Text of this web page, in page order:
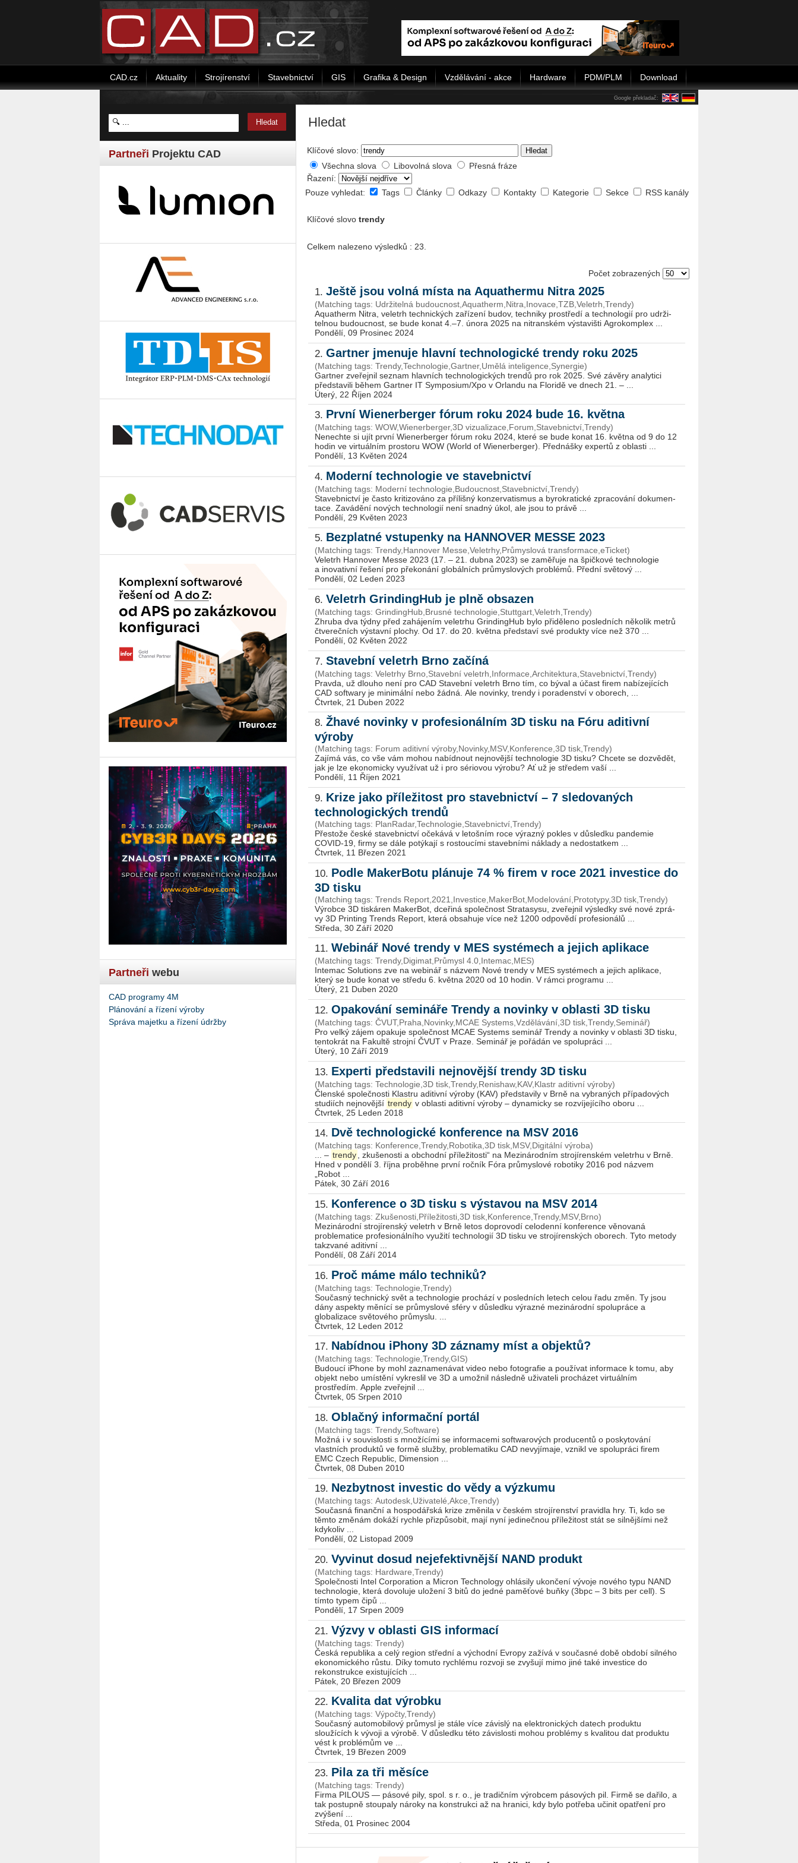
CAD.cz Aktuality Strojírenství Stavebnictví GIS Grafika & Design Vzdělávání - akce Hardware PDM/PLM Download
Google překladač:
Partneři Projektu CAD
Partneři webu
CAD programy 4M
Plánování a řízení výroby
Správa majetku a řízení údržby
Hledat
Klíčové slovo: Hledat
Všechna slova Libovolná slova
Přesná fráze
Řazení:
Pouze vyhledat:
Tags Články Odkazy Kontakty Kategorie Sekce RSS kanály
Klíčové slovo trendy
Celkem nalezeno výsledků : 23.
Počet zobrazených
1. Ještě jsou volná místa na Aquathermu Nitra 2025
(Matching tags: Udržitelná budoucnost,Aquatherm,Nitra,Inovace,TZB,Veletrh,Trendy)
Aquatherm Nitra, ve­letrh tech­nic­kých za­ří­ze­ní budov, tech­ni­ky pro­stře­dí a tech­no­lo­gií pro udr­ži­
tel­nou bu­douc­nost, se bude konat 4.–7. února 2025 na nit­ran­ském vý­sta­viš­ti Ag­ro­kom­plex ...
Pondělí, 09 Prosinec 2024
2. Gartner jmenuje hlavní technologické trendy roku 2025
(Matching tags: Trendy,Technologie,Gartner,Umělá inteligence,Synergie)
Gart­ner zve­řej­nil se­znam hlav­ních tech­no­lo­gic­kých tren­dů pro rok 2025. Své zá­vě­ry ana­ly­ti­ci
před­sta­vi­li během Gart­ner IT Sym­po­si­um/Xpo v Or­lan­du na Flo­ri­dě ve dnech 21. – ...
Úterý, 22 Říjen 2024
3. První Wienerberger fórum roku 2024 bude 16. května
(Matching tags: WOW,Wie­ner­ber­ger,3D vizualizace,Forum,Stavebnictví,Trendy)
Ne­nech­te si ujít první Wie­ner­ber­ger fórum roku 2024, které se bude konat 16. květ­na od 9 do 12
hodin ve vir­tu­ál­ním pro­sto­ru WOW (World of Wie­ner­ber­ger). Před­náš­ky ex­per­tů z ob­las­ti ...
Pondělí, 13 Květen 2024
4. Moderní technologie ve stavebnictví
(Matching tags: Moderní technologie,Budoucnost,Stavebnictví,Trendy)
Sta­veb­nic­tví je často kri­ti­zo­vá­no za pří­liš­ný kon­zer­va­tis­mus a by­ro­kra­tic­ké zpra­co­vá­ní do­ku­men­
ta­ce. Za­vá­dě­ní no­vých tech­no­lo­gií není snad­ný úkol, ale jsou to právě ...
Pondělí, 29 Květen 2023
5. Bezplatné vstupenky na HANNOVER MESSE 2023
(Matching tags: Trendy,Hannover Messe,Veletrhy,Průmyslová transformace,eTicket)
Ve­letrh Han­no­ver Messe 2023 (17. – 21. dubna 2023) se za­mě­řu­je na špič­ko­vé tech­no­lo­gie
a ino­va­tiv­ní ře­še­ní pro pře­ko­ná­ní glo­bál­ních prů­mys­lo­vých pro­blé­mů. Před­ní svě­to­vý ...
Pondělí, 02 Leden 2023
6. Veletrh GrindingHub je plně obsazen
(Matching tags: GrindingHub,Brusné technologie,Stuttgart,Veletrh,Trendy)
Zhru­ba dva týdny před za­há­je­ním ve­letr­hu Grin­dingHub bylo při­dě­le­no po­sled­ních ně­ko­lik metrů
čtve­reč­ních vý­stav­ní plo­chy. Od 17. do 20. květ­na před­sta­ví své pro­duk­ty více než 370 ...
Pondělí, 02 Květen 2022
7. Stavební veletrh Brno začíná
(Matching tags: Veletrhy Brno,Stavební veletrh,Informace,Architektura,Stavebnictví,Trendy)
Prav­da, už dlou­ho není pro CAD Sta­veb­ní ve­letrh Brno tím, co býval a účast firem na­bí­ze­jí­cích
CAD soft­wa­ry je mi­ni­mál­ní nebo žádná. Ale no­vin­ky, tren­dy i po­ra­den­ství v obo­rech, ...
Čtvrtek, 21 Duben 2022
8. Žhavé novinky v profesionálním 3D tisku na Fóru aditivní
výroby
(Matching tags: Forum aditivní výroby,Novinky,MSV,Konference,3D tisk,Trendy)
Za­jí­má vás, co vše vám mohou na­bíd­nout nej­no­věj­ší tech­no­lo­gie 3D tisku? Chce­te se do­zvě­dět,
jak je lze eko­no­mic­ky vy­u­ží­vat už i pro sé­ri­o­vou vý­ro­bu? Ať už je stře­dem vaší ...
Pondělí, 11 Říjen 2021
9. Krize jako příležitost pro stavebnictví – 7 sledovaných
technologických trendů
(Matching tags: PlanRadar,Technologie,Stavebnictví,Trendy)
Přes­to­že české sta­veb­nic­tví oče­ká­vá v le­toš­ním roce vý­raz­ný po­kles v dů­sled­ku pan­de­mie
COVID-19, firmy se dále po­tý­ka­jí s ros­tou­cí­mi sta­veb­ní­mi ná­kla­dy a ne­do­stat­kem ...
Čtvrtek, 11 Březen 2021
10. Podle MakerBotu plánuje 74 % firem v roce 2021 investice do
3D tisku
(Matching tags: Trends Report,2021,Investice,MakerBot,Modelování,Prototypy,3D tisk,Trendy)
Vý­rob­ce 3D tis­ká­ren Ma­ker­Bot, dce­ři­ná spo­leč­nost Stra­ta­sy­su, zve­řej­nil vý­sled­ky své nové zprá­
vy 3D Prin­ting Trends Re­port, která ob­sa­hu­je více než 1200 od­po­vě­dí pro­fe­si­o­ná­lů ...
Středa, 30 Září 2020
11. Webinář Nové trendy v MES systémech a jejich aplikace
(Matching tags: Trendy,Digimat,Průmysl 4.0,Intemac,MES)
In­te­mac So­lu­ti­ons zve na webi­nář s ná­zvem Nové tren­dy v MES sys­té­mech a je­jich apli­ka­ce,
který se bude konat ve stře­du 6. květ­na 2020 od 10 hodin. V rámci pro­gra­mu ...
Úterý, 21 Duben 2020
12. Opakování semináře Trendy a novinky v oblasti 3D tisku
(Matching tags: ČVUT,Praha,Novinky,MCAE Systems,Vzdělávání,3D tisk,Trendy,Seminář)
Pro velký zájem opa­ku­je spo­leč­nost MCAE Sys­tems se­mi­nář Tren­dy a no­vin­ky v ob­las­ti 3D tisku,
ten­to­krát na Fa­kul­tě stroj­ní ČVUT v Praze. Se­mi­nář je po­řá­dán ve spo­lu­prá­ci ...
Úterý, 10 Září 2019
13. Experti představili nejnovější trendy 3D tisku
(Matching tags: Technologie,3D tisk,Trendy,Renishaw,KAV,Klastr aditivní výroby)
Členské společnosti Klastru aditivní výroby (KAV) představily v Brně na vybraných případových
studiích nejnovější trendy v oblasti aditivní výroby – dynamicky se rozvíjejícího oboru ...
Čtvrtek, 25 Leden 2018
14. Dvě technologické konference na MSV 2016
(Matching tags: Konference,Trendy,Robotika,3D tisk,MSV,Digitální výroba)
... – trendy , zkušenosti a obchodní příležitosti“ na Mezinárodním strojírenském veletrhu v Brně.
Hned v pondělí 3. října proběhne první ročník Fóra průmyslové robotiky 2016 pod názvem
„Robot ...
Pátek, 30 Září 2016
15. Konference o 3D tisku s výstavou na MSV 2014
(Matching tags: Zkušenosti,Příležitosti,3D tisk,Konference,Trendy,MSV,Brno)
Mezinárodní strojírenský veletrh v Brně letos doprovodí celodenní konference věnovaná
problematice profesionálního využití technologií 3D tisku ve strojírenských oborech. Tyto metody
takzvané aditivní ...
Pondělí, 08 Září 2014
16. Proč máme málo techniků?
(Matching tags: Technologie,Trendy)
Současný technický svět a technologie prochází v posledních letech celou řadu změn. Ty jsou
dány aspekty měnící se průmyslové sféry v důsledku výrazné mezinárodní spolupráce a
globalizace světového průmyslu. ...
Čtvrtek, 12 Leden 2012
17. Nabídnou iPhony 3D záznamy míst a objektů?
(Matching tags: Technologie,Trendy,GIS)
Budoucí iPhone by mohl zaznamenávat video nebo fotografie a používat informace k tomu, aby
objekt nebo umístění vykreslil ve 3D a umožnil následně uživateli procházet virtuálním
prostředím. Apple zveřejnil ...
Čtvrtek, 05 Srpen 2010
18. Oblačný informační portál
(Matching tags: Trendy,Software)
Možná i v souvislosti s množícími se informacemi softwarových producentů o poskytování
vlastních produktů ve formě služby, problematiku CAD nevyjímaje, vznikl ve spolupráci firem
EMC Czech Republic, Dimension ...
Čtvrtek, 08 Duben 2010
19. Nezbytnost investic do vědy a výzkumu
(Matching tags: Autodesk,Uživatelé,Akce,Trendy)
Současná finanční a hospodářská krize změnila v českém strojírenství pravidla hry. Ti, kdo se
těmto změnám dokáží rychle přizpůsobit, mají nyní jedinečnou příležitost stát se silnějšími než
kdykoliv ...
Pondělí, 02 Listopad 2009
20. Vyvinut dosud nejefektivnější NAND produkt
(Matching tags: Hardware,Trendy)
Společnosti Intel Corporation a Micron Technology ohlásily ukončení vývoje nového typu NAND
technologie, která dovoluje uložení 3 bitů do jedné paměťové buňky (3bpc – 3 bits per cell). S
tímto typem čipů ...
Pondělí, 17 Srpen 2009
21. Výzvy v oblasti GIS informací
(Matching tags: Trendy)
Česká republika a celý region střední a východní Evropy zažívá v současné době období silného
ekonomického růstu. Díky tomuto rychlému rozvoji se zvyšují mimo jiné také investice do
rekonstrukce existujících ...
Pátek, 20 Březen 2009
22. Kvalita dat výrobku
(Matching tags: Výpočty,Trendy)
Současný automobilový průmysl je stále více závislý na elektronických datech produktu
sloužících k vývoji a výrobě. V důsledku této závislosti mohou problémy s kvalitou dat produktu
vést k problémům ve ...
Čtvrtek, 19 Březen 2009
23. Pila za tři měsíce
(Matching tags: Trendy)
Firma PILOUS — pásové pily, spol. s r. o., je tradičním výrobcem pásových pil. Firmě se dařilo, a
tak postupně stoupaly nároky na konstrukci až na hranici, kdy bylo potřeba učinit opatření pro
zvýšení ...
Středa, 01 Prosinec 2004